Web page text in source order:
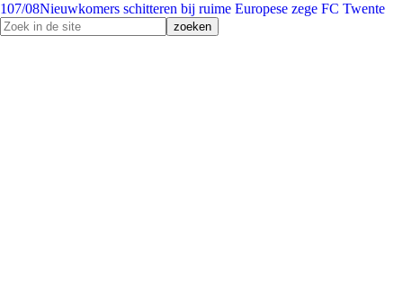
107/08Nieuwkomers schitteren bij ruime Europese zege FC Twente